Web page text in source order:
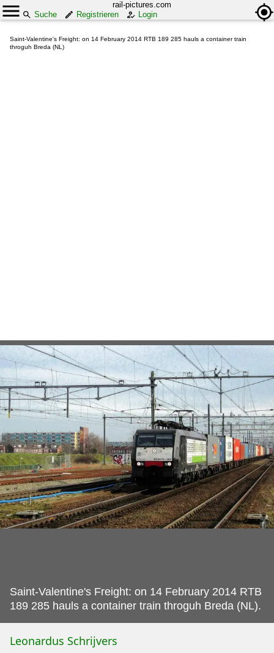
rail-pictures.com
Suche
Registrieren Login
Saint-Valentine's Freight: on 14 February 2014 RTB 189 285 hauls a container train
throguh Breda (NL)
Saint-Valentine's Freight: on 14 February 2014 RTB
189 285 hauls a container train throguh Breda (NL).
Leonardus Schrijvers